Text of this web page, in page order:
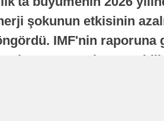
şokunun etkisinin
IMF'nin raporuna
süreci